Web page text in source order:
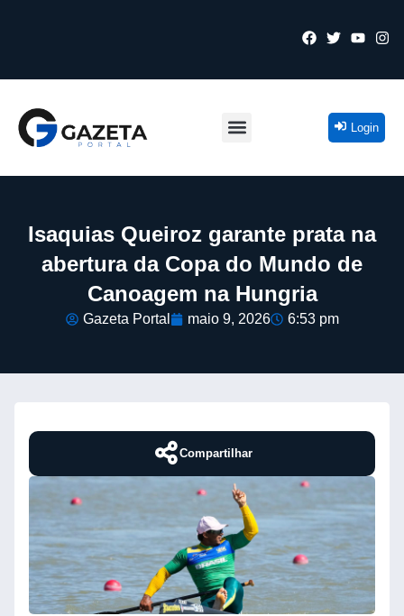
Login
Isaquias Queiroz garante prata na
abertura da Copa do Mundo de
Canoagem na Hungria
Gazeta Portal maio 9, 2026 6:53 pm
Compartilhar